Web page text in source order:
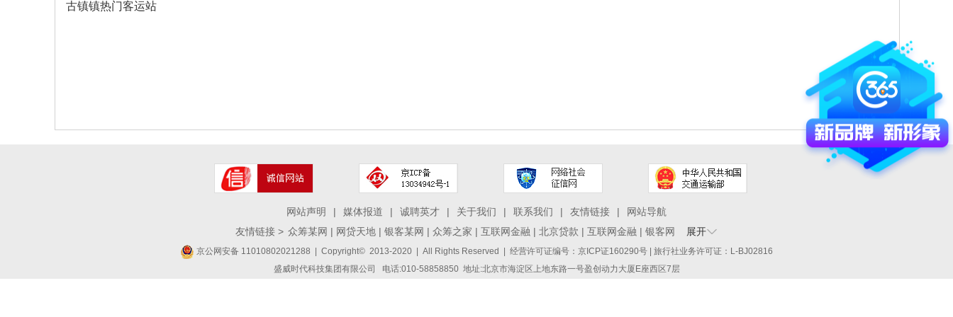
古镇镇热门客运站
网站声明 | 媒体报道 | 诚聘英才 | 关于我们 | 联系我们 | 友情链接 |
网站导航
友情链接 > 众筹某网 | 网贷天地 | 银客某网 | 众筹之家 | 互联网金融 | 北京贷款 | 互联网金融 | 银客网 展开
京公网安备 11010802021288 | Copyright© 2013-2020 | All Rights Reserved | 经营许可证编号：京ICP证160290号 | 旅行社业务许可证：L-BJ02816
盛威时代科技集团有限公司 电话:010-58858850 地址:北京市海淀区上地东路一号盈创动力大厦E座西区7层